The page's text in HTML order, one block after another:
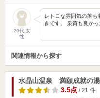
20代 女
性
レトロな雰囲気の落ち
きです。 泉質も良かっ
関連情報から探す
水晶山温泉 満願成就の湯
3.5点/ 21 件